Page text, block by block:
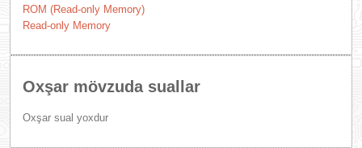
ROM (Read-only Memory)
Read-only Memory
Oxşar mövzuda suallar
Oxşar sual yoxdur